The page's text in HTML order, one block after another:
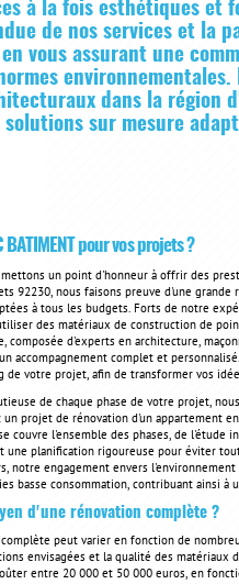
à la fois esthétiques et
de nos services et la
vous assurant une
dans la région
sur mesure
pour vos projets ?
mettons un point d'honneur à offrir des
92230, nous faisons preuve d'une
à tous les budgets. Forts de notre
des matériaux de construction de
composée d'experts en architecture,
accompagnement complet et
de votre projet, afin de transformer vos
de chaque phase de votre projet,
un projet de rénovation d'un appartement
couvre l'ensemble des phases, de l'étude
une planification rigoureuse pour éviter
notre engagement envers
basse consommation, contribuant ainsi à
d'une rénovation complète ?
peut varier en fonction de
envisagées et la qualité des matériaux
entre 20 000 et 50 000 euros, en